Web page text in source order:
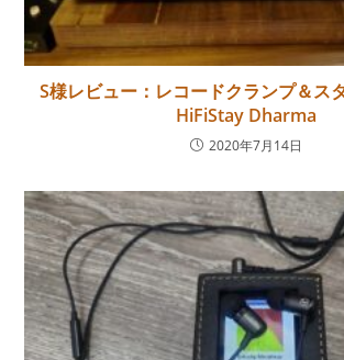
S様レビュー：レコードクランプ＆ス
HiFiStay Dharma
2020年7月14日